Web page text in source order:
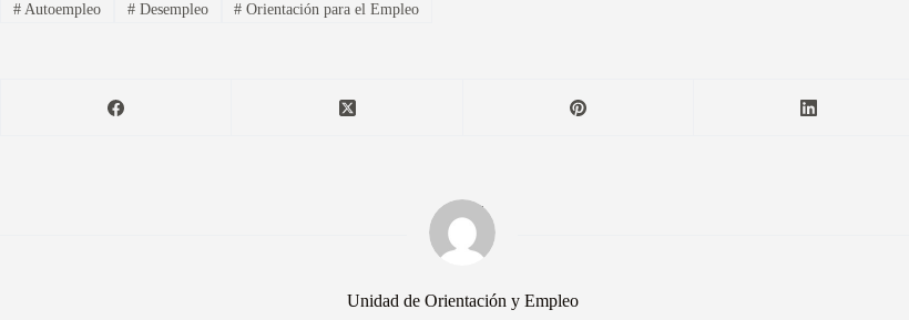
#Autoempleo #Desempleo # Orientación para el Empleo
Unidad de Orientación y Empleo